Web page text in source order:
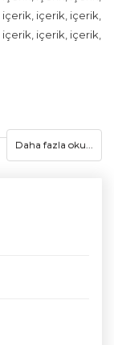
içerik, içerik,
içerik, içerik,
Daha fazla oku...